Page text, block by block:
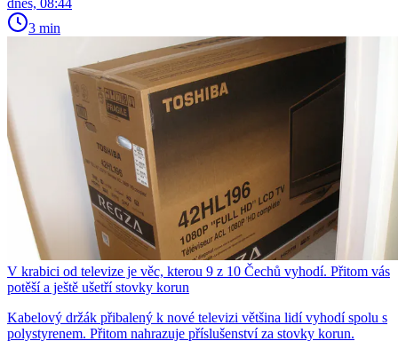
dnes, 08:44
3 min
V krabici od televize je věc, kterou 9 z 10 Čechů vyhodí. Přitom vás
potěší a ještě ušetří stovky korun
Kabelový držák přibalený k nové televizi většina lidí vyhodí spolu s
polystyrenem. Přitom nahrazuje příslušenství za stovky korun.